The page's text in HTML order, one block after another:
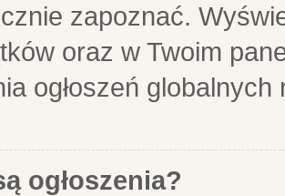
zapoznać.
oraz w Twoim
ogłoszeń
ogłoszenia?